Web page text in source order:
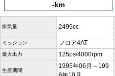
-km
排気量 2499cc
ミッション フロア4AT
最大出力 125ps/4000rpm
生産期間
1995年06月～199